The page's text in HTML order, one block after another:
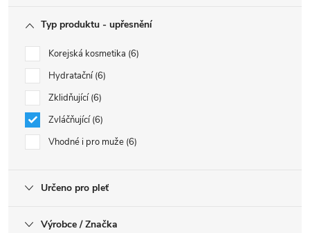
Typ produktu - upřesnění
Korejská kosmetika 6
Hydratační 6
Zklidňující 6
Zvláčňující 6
Vhodné i pro muže 6
Určeno pro pleť
Výrobce / Značka